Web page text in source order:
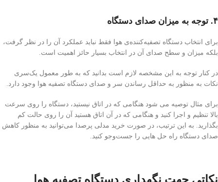
۴. توجه به میزان صدای دستگاه
برای انتخاب دستگاه تصفیه‌کننده‌ی هوا فقط نباید عملکرد آن را در نظر گرفت،
بلکه میزان و سطح صدای آن در انتخاب بسیار حائز اهمیت است.
در کنار توجه به این مشخصه لازم است بدانید که به طور معمول یک‌سری
نکات به منظور به حداقل رساندن سر و صدای دستگاه تصفیه هوا وجود دارد.
برای مثال توصیه می شود هنگامی که در اتاق نیستید، دستگاه را روی سرعت
بالا تنظیم و اجرا کنید و هنگامی که در آن اتاق هستید آن را روی حالت کم
بگذارید. به این ترتیب، در صورت خرید مدلی پرصدا می‌توانید به منظور کاهش
صدای دستگاه راه حل هایی را جست‌وجو کنید.